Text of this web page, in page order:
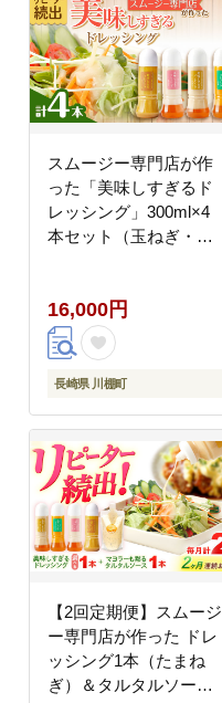
スムージー専門店が作
った「美味しすぎるド
レッシング」300ml×4
本セット（玉ねぎ・人
ド】[OAK025]
16,000円
長崎県 川棚町
【2回定期便】スムージ
ー専門店が作った ドレ
ッシング1本（たまね
ぎ）＆タルタルソース